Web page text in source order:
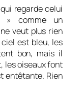
regarde celui
» comme un
veut plus rien
est bleu, les
bon, mais il
les oiseaux font
entêtante. Rien